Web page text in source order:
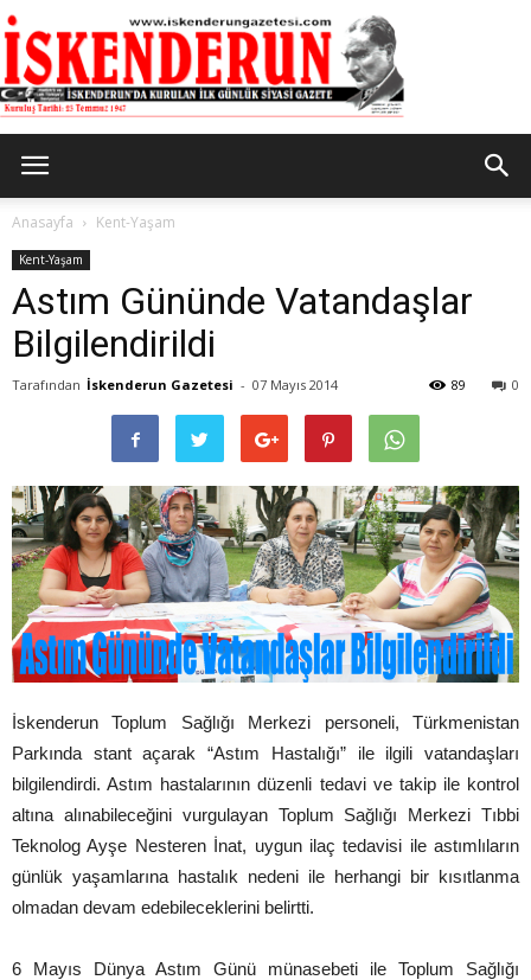
Gazetesi
Anasayfa Kent-Yaşam
Kent-Yaşam
Astım Gününde Vatandaşlar
Bilgilendirildi
Tarafından İskenderun Gazetesi - 07 Mayıs 2014 0
89
İskenderun Toplum Sağlığı Merkezi personeli, Türkmenistan
Parkında stant açarak “Astım Hastalığı” ile ilgili vatandaşları
bilgilendirdi. Astım hastalarının düzenli tedavi ve takip ile kontrol
altına alınabileceğini vurgulayan Toplum Sağlığı Merkezi Tıbbi
Teknolog Ayşe Nesteren İnat, uygun ilaç tedavisi ile astımlıların
günlük yaşamlarına hastalık nedeni ile herhangi bir kısıtlanma
olmadan devam edebileceklerini belirtti.
6 Mayıs Dünya Astım Günü münasebeti ile Toplum Sağlığı